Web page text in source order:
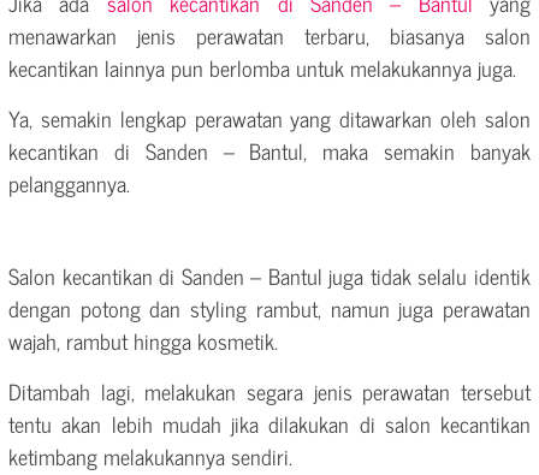
menawarkan jenis perawatan terbaru, biasanya salon
kecantikan lainnya pun berlomba untuk melakukannya juga.
Ya, semakin lengkap perawatan yang ditawarkan oleh salon
kecantikan di Sanden – Bantul, maka semakin banyak
pelanggannya.
Salon kecantikan di Sanden – Bantul juga tidak selalu identik
dengan potong dan styling rambut, namun juga perawatan
wajah, rambut hingga kosmetik.
Ditambah lagi, melakukan segara jenis perawatan tersebut
tentu akan lebih mudah jika dilakukan di salon kecantikan
ketimbang melakukannya sendiri.